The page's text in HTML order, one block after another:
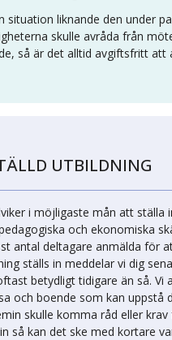
situation liknande den under
skulle avråda från
så är det alltid avgiftsfritt att
UTBILDNING
i möjligaste mån att ställa
och ekonomiska
antal deltagare anmälda för
ställs in meddelar vi dig
betydligt tidigare än så. Vi
och boende som kan uppstå
skulle komma råd eller
så kan det ske med kortare